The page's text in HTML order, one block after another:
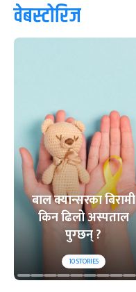
वेबस्टोरिज
बाल क्यान्सरका बिरामी
किन ढिलो अस्पताल
पुग्छन् ?
10STORIES